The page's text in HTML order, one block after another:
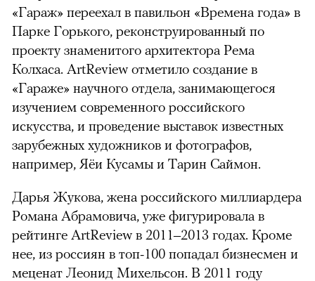
«Гараж» переехал в павильон «Времена года» в
Парке Горького, реконструированный по
проекту знаменитого архитектора Рема
Колхаса. ArtReview отметило создание в
«Гараже» научного отдела, занимающегося
изучением современного российского
искусства, и проведение выставок известных
зарубежных художников и фотографов,
например, Яёи Кусамы и Тарин Саймон.
Дарья Жукова, жена российского миллиардера
Романа Абрамовича, уже фигурировала в
рейтинге ArtReview в 2011–2013 годах. Кроме
нее, из россиян в топ-100 попадал бизнесмен и
меценат Леонид Михельсон. В 2011 году